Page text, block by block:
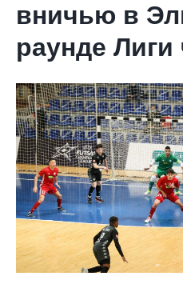
вничью в
раунде